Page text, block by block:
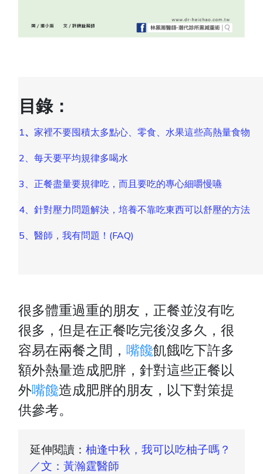
目錄：
1、家裡不要囤積太多點心、零食、水果這些高熱量食物
2、每天要平均規律多喝水
3、正餐盡量要規律吃，而且要吃的專心細嚼慢嚥
4、針對壓力問題解決，培養不靠吃東西可以舒壓的方法
5、醫師，我有問題！(FAQ)
很多體重過重的朋友，正餐並沒有吃
很多，但是在正餐吃完後沒多久，很
容易在兩餐之間，嘴饞飢餓吃下許多
額外熱量造成肥胖，針對這些正餐以
外嘴饞造成肥胖的朋友，以下對策提
供參考。
延伸閱讀：柚逢中秋，我可以吃柚子嗎？
／文：黃瀚霆醫師